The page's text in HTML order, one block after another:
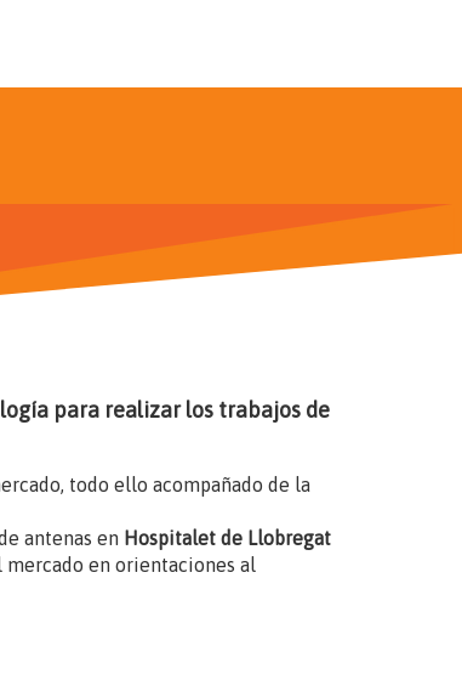
para realizar los trabajos de
todo ello acompañado de la
antenas en Hospitalet de Llobregat
en orientaciones al